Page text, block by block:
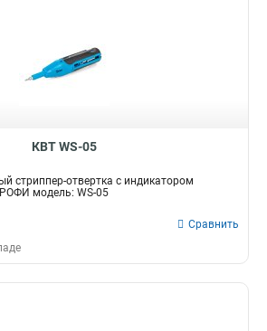
КВТ WS-05
стриппер-отвертка с индикатором
модель: WS-05
Сравнить